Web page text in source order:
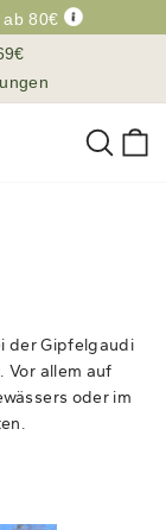
ab 80€
der Gipfelgaudi
Vor allem auf
oder im